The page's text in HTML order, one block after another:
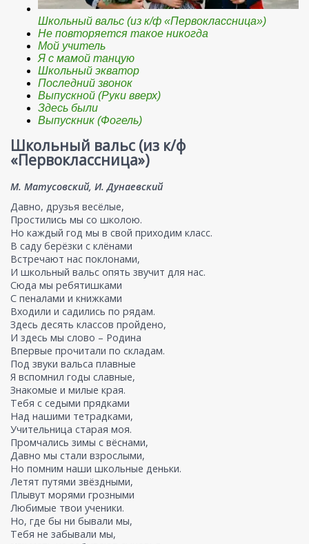
Школьный вальс (из к/ф «Первоклассница»)
Не повторяется такое никогда
Мой учитель
Я с мамой танцую
Школьный экватор
Последний звонок
Выпускной (Руки вверх)
Здесь были
Выпускник (Фогель)
Школьный вальс (из к/ф
«Первоклассница»)
М. Матусовский, И. Дунаевский
Давно, друзья весёлые,
Простились мы со школою.
Но каждый год мы в свой приходим класс.
В саду берёзки с клёнами
Встречают нас поклонами,
И школьный вальс опять звучит для нас.
Сюда мы ребятишками
С пеналами и книжками
Входили и садились по рядам.
Здесь десять классов пройдено,
И здесь мы слово – Родина
Впервые прочитали по складам.
Под звуки вальса плавные
Я вспомнил годы славные,
Знакомые и милые края.
Тебя с седыми прядками
Над нашими тетрадками,
Учительница старая моя.
Промчались зимы с вёснами,
Давно мы стали взрослыми,
Но помним наши школьные деньки.
Летят путями звёздными,
Плывут морями грозными
Любимые твои ученики.
Но, где бы ни бывали мы,
Тебя не забывали мы,